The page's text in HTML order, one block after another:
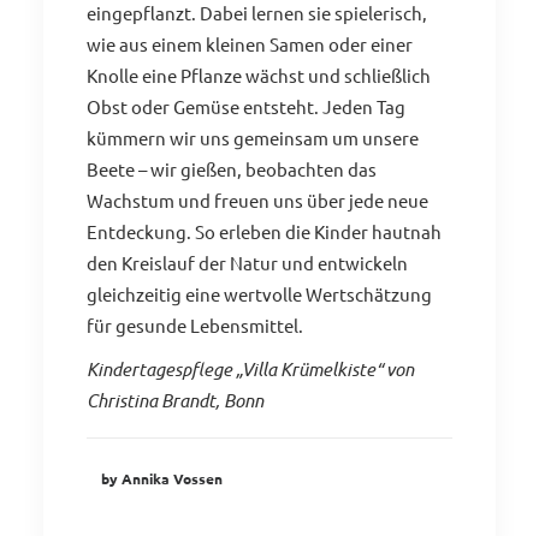
eingepflanzt. Dabei lernen sie spielerisch,
wie aus einem kleinen Samen oder einer
Knolle eine Pflanze wächst und schließlich
Obst oder Gemüse entsteht. Jeden Tag
kümmern wir uns gemeinsam um unsere
Beete – wir gießen, beobachten das
Wachstum und freuen uns über jede neue
Entdeckung. So erleben die Kinder hautnah
den Kreislauf der Natur und entwickeln
gleichzeitig eine wertvolle Wertschätzung
für gesunde Lebensmittel.
Kindertagespflege „Villa Krümelkiste“ von
Christina Brandt, Bonn
by Annika Vossen